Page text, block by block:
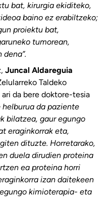
bat, kirurgia ekiditeko,
baino ez erabiltzeko;
proiektu bat,
tumorean,
Juncal Aldareguia
Taldeko
da bere doktore-tesia
helburua da paziente
bilatzea, gaur egungo
eraginkorrak eta,
dituzte. Horretarako,
duela dirudien proteina
ea proteina horri
izan daitekeen
kimioterapia- eta